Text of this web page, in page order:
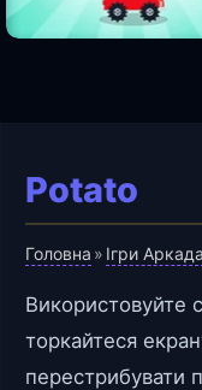
Potato
Головна » Ігри Аркада
Використовуйте
торкайтеся
перестрибувати